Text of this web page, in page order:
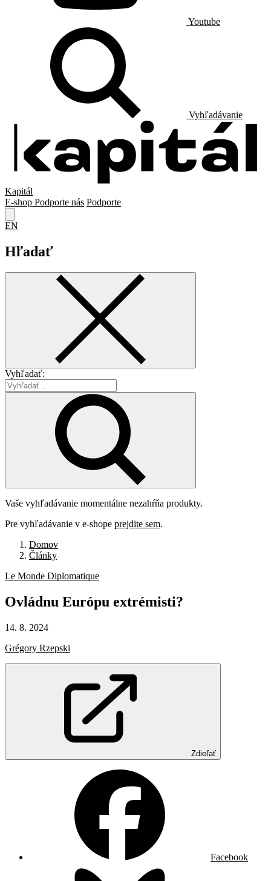
Youtube
Vyhľadávanie
Kapitál
E-shop Podporte nás Podporte
EN
Hľadať
Vyhľadať:
Vaše vyhľadávanie momentálne nezahŕňa produkty.
Pre vyhľadávanie v e-shope prejdite sem.
Domov
Články
Le Monde Diplomatique
Ovládnu Európu extrémisti?
14. 8. 2024
Grégory Rzepski
Zdieľať
Facebook